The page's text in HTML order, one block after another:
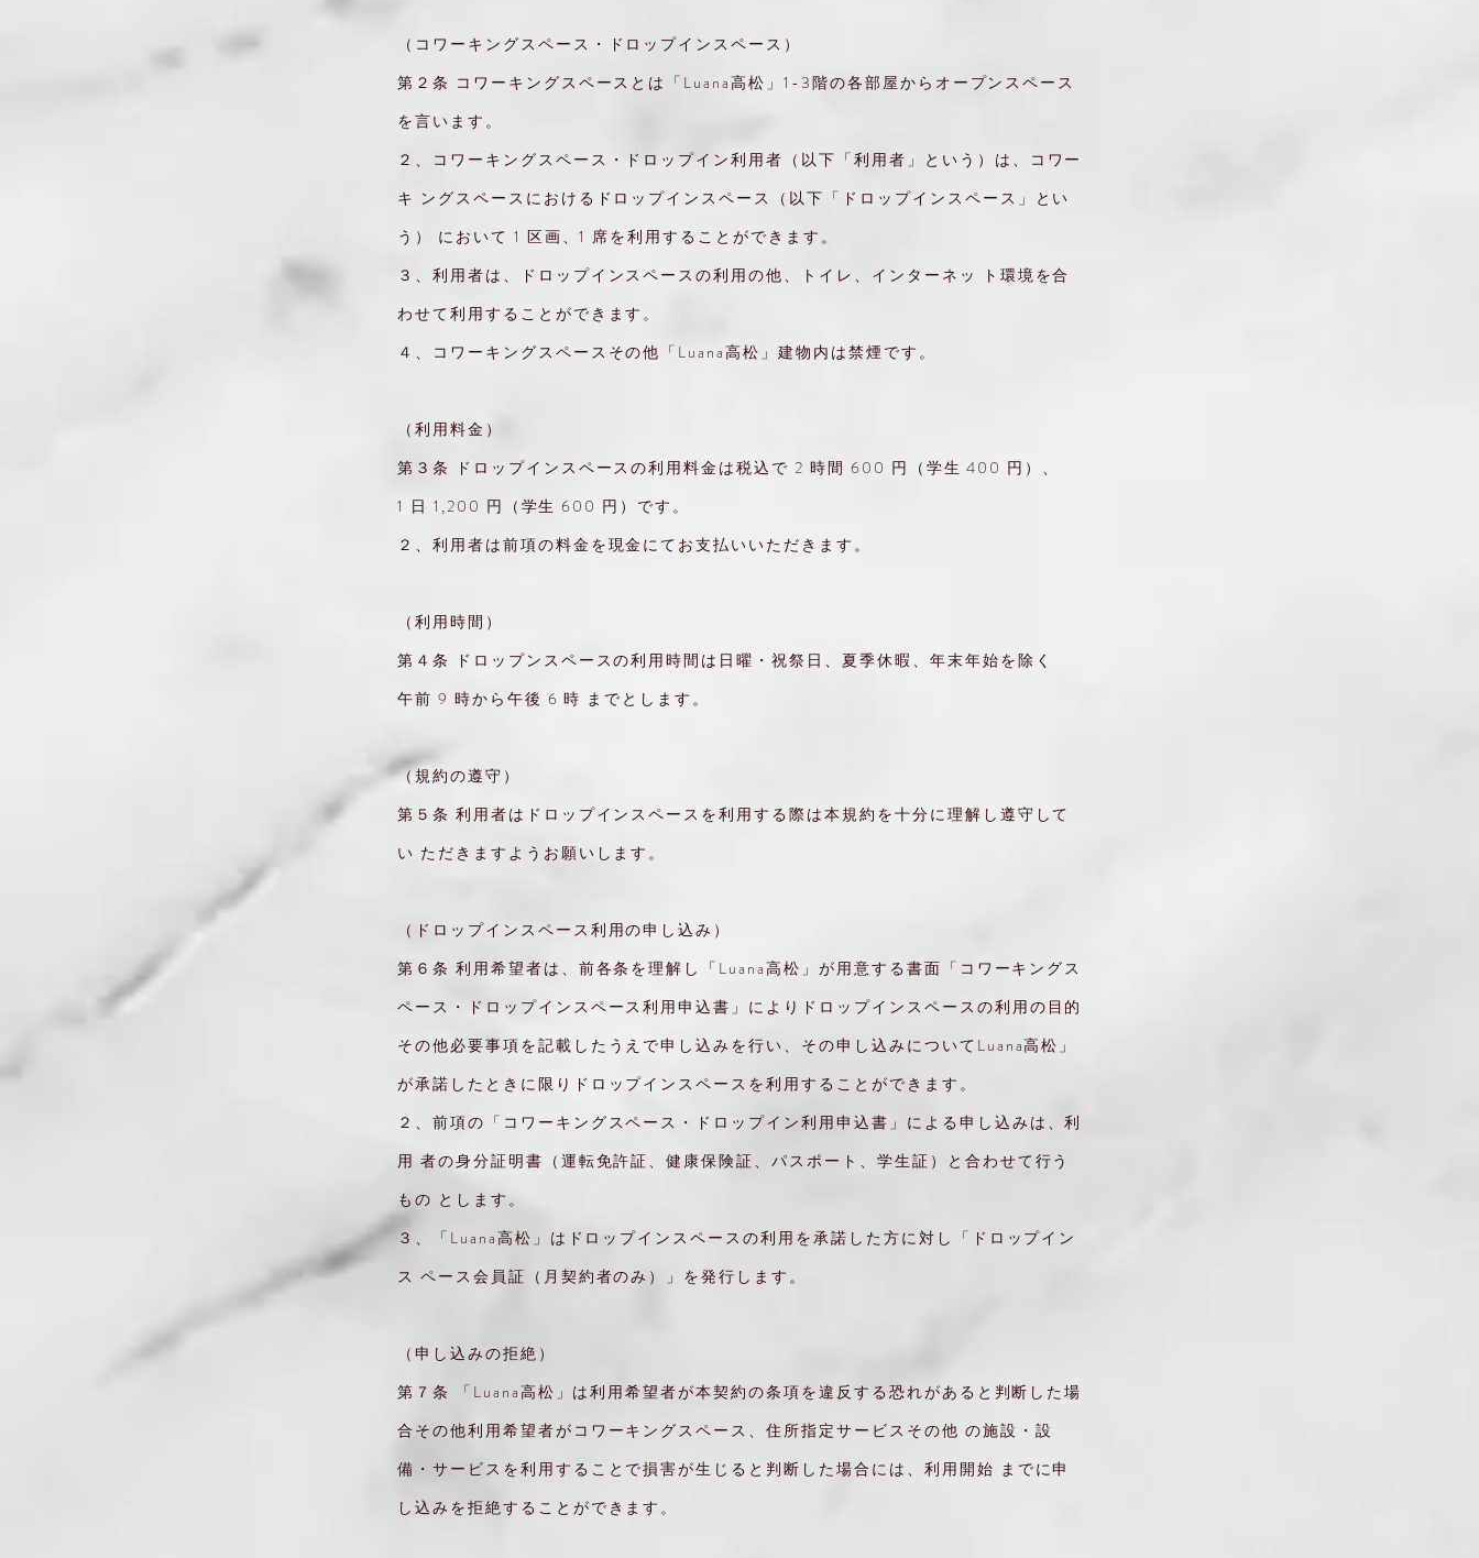
（コワーキングスペース・ドロップインスペース）
第２条 コワーキングスペースとは「Luana高松」1-3階の各部屋からオープンスペース
を言います。
２、コワーキングスペース・ドロップイン利用者（以下「利用者」という）は、コワー
キ ングスペースにおけるドロップインスペース（以下「ドロップインスペース」とい
う） において 1 区画、1 席を利用することができます。
３、利用者は、ドロップインスペースの利用の他、トイレ、インターネッ ト環境を合
わせて利用することができます。
４、コワーキングスペースその他「Luana高松」建物内は禁煙です。
（利用料金）
第３条 ドロップインスペースの利用料金は税込で 2 時間 600 円（学生 400 円）、
1 日 1,200 円（学生 600 円）です。
２、利用者は前項の料金を現金にてお支払いいただきます。
（利用時間）
第４条 ドロップンスペースの利用時間は日曜・祝祭日、夏季休暇、年末年始を除く
午前 9 時から午後 6 時 までとします。
（規約の遵守）
第５条 利用者はドロップインスペースを利用する際は本規約を十分に理解し遵守して
い ただきますようお願いします。
（ドロップインスペース利用の申し込み）
第６条 利用希望者は、前各条を理解し「Luana高松」が用意する書面「コワーキングス
ペース・ドロップインスペース利用申込書」によりドロップインスペースの利用の目的
その他必要事項を記載したうえで申し込みを行い、その申し込みについてLuana高松」
が承諾したときに限りドロップインスペースを利用することができます。
２、前項の「コワーキングスペース・ドロップイン利用申込書」による申し込みは、利
用 者の身分証明書（運転免許証、健康保険証、パスポート、学生証）と合わせて行う
もの とします。
３、「Luana高松」はドロップインスペースの利用を承諾した方に対し「ドロップイン
ス ペース会員証（月契約者のみ）」を発行します。
（申し込みの拒絶）
第７条 「Luana高松」は利用希望者が本契約の条項を違反する恐れがあると判断した場
合その他利用希望者がコワーキングスペース、住所指定サービスその他 の施設・設
備・サービスを利用することで損害が生じると判断した場合には、利用開始 までに申
し込みを拒絶することができます。